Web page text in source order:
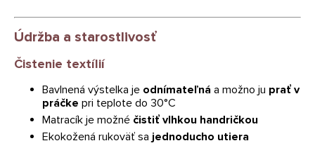
Údržba a starostlivosť
Čistenie textílií
Bavlnená výstelka je odnímateľná a možno ju prať v
práčke pri teplote do 30°C
Matracík je možné čistiť vlhkou handričkou
Ekokožená rukoväť sa jednoducho utiera